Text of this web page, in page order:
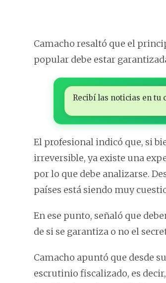
Camacho resaltó que el
popular debe estar
Recibí las noticias en tu
El profesional indicó que, si
irreversible, ya existe una
por lo que debe analizarse.
países está siendo muy
En ese punto, señaló que
de si se garantiza o no el
Camacho apuntó que desde
escrutinio fiscalizado, es